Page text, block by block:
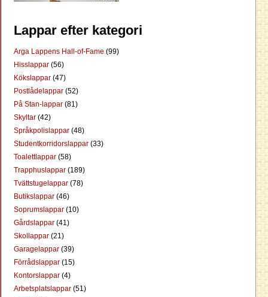
Lappar efter kategori
Arga Lappens Hall-of-Fame (99)
Hisslappar (56)
Kökslappar (47)
Postlådelappar (52)
På Stan-lappar (81)
Skyltar (42)
Språkpolislappar (48)
Studentkorridorslappar (33)
Toalettlappar (58)
Trapphuslappar (189)
Tvättstugelappar (78)
Butikslappar (46)
Soprumslappar (10)
Gårdslappar (41)
Skollappar (21)
Garagelappar (39)
Förrådslappar (15)
Kontorslappar (4)
Arbetsplatslappar (51)